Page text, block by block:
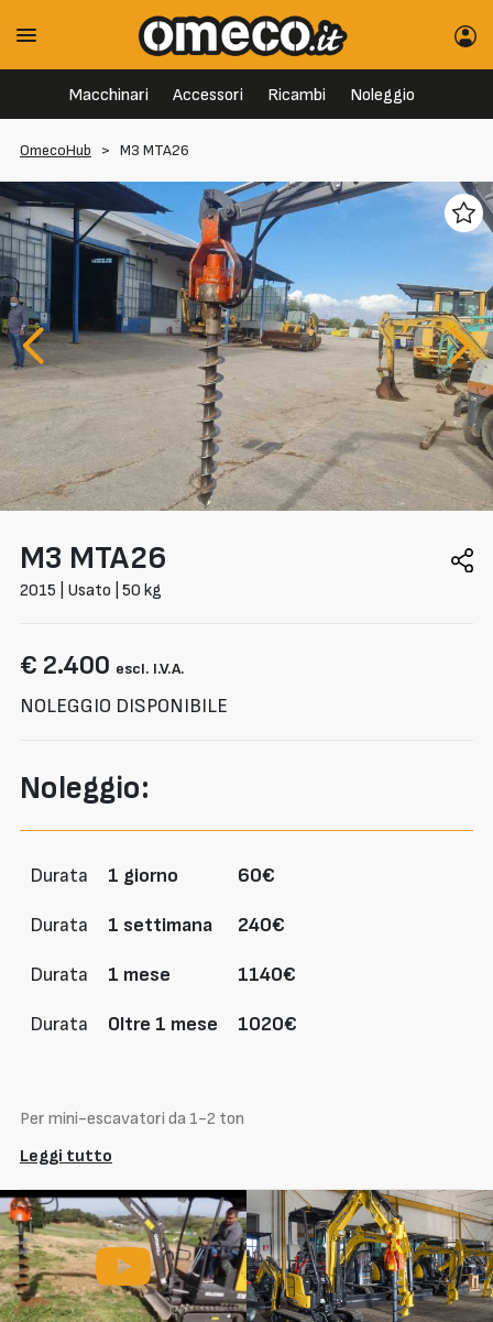
Macchinari Accessori Ricambi Noleggio
OmecoHub > M3 MTA26
M3 MTA26
2015 | Usato | 50 kg
€ 2.400 escl. I.V.A.
NOLEGGIO DISPONIBILE
Noleggio:
Durata 1 giorno 60€
Durata 1 settimana 240€
Durata 1 mese 1140€
Durata Oltre 1 mese 1020€
Per mini-escavatori da 1-2 ton
Leggi tutto